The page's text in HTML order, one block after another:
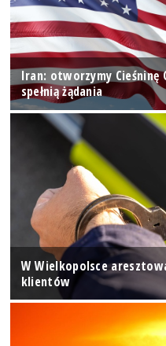
Iran: otworzymy Cieśninę
spełnią żądania
W Wielkopolsce
klientów